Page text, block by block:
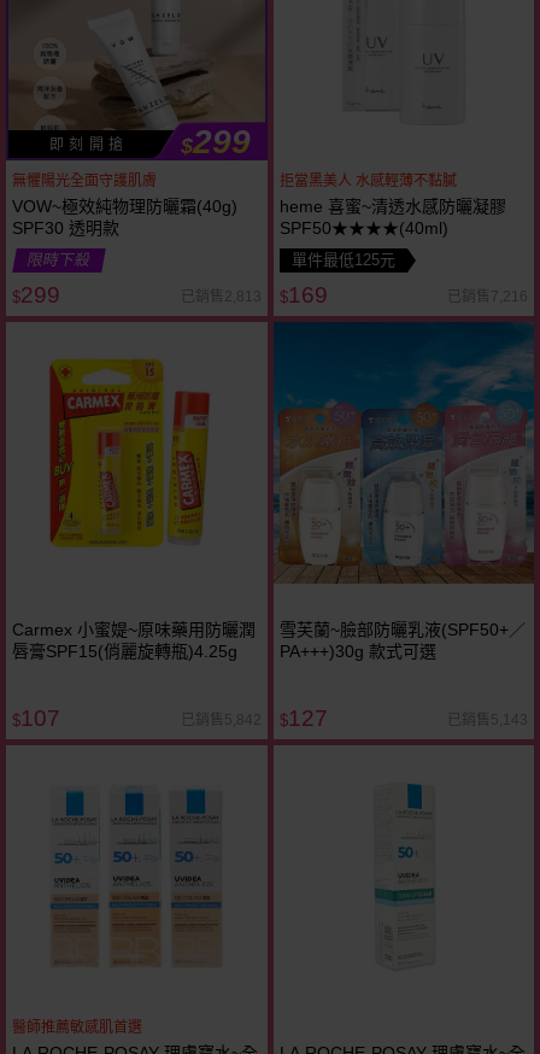
即 刻 開 搶 $299
無懼陽光全面守護肌膚
VOW~極效純物理防曬霜(40g)
SPF30 透明款
限時下殺
$299 已銷售2,813
拒當黑美人 水感輕薄不黏膩
heme 喜蜜~清透水感防曬凝膠
SPF50★★★★(40ml)
單件最低125元
$169 已銷售7,216
Carmex 小蜜媞~原味藥用防曬潤
唇膏SPF15(俏麗旋轉瓶)4.25g
$107 已銷售5,842
雪芙蘭~臉部防曬乳液(SPF50+／
PA+++)30g 款式可選
$127 已銷售5,143
醫師推薦敏感肌首選